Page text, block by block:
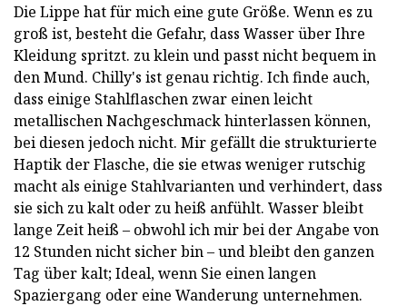
Die Lippe hat für mich eine gute Größe. Wenn es zu
groß ist, besteht die Gefahr, dass Wasser über Ihre
Kleidung spritzt. zu klein und passt nicht bequem in
den Mund. Chilly's ist genau richtig. Ich finde auch,
dass einige Stahlflaschen zwar einen leicht
metallischen Nachgeschmack hinterlassen können,
bei diesen jedoch nicht. Mir gefällt die strukturierte
Haptik der Flasche, die sie etwas weniger rutschig
macht als einige Stahlvarianten und verhindert, dass
sie sich zu kalt oder zu heiß anfühlt. Wasser bleibt
lange Zeit heiß – obwohl ich mir bei der Angabe von
12 Stunden nicht sicher bin – und bleibt den ganzen
Tag über kalt; Ideal, wenn Sie einen langen
Spaziergang oder eine Wanderung unternehmen.